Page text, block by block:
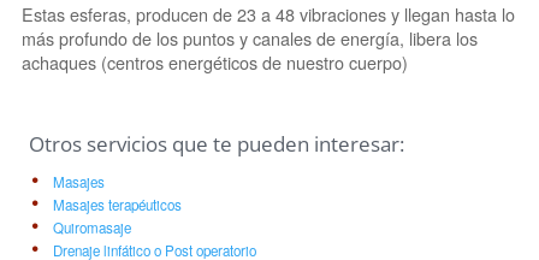
Estas esferas, producen de 23 a 48 vibraciones y llegan hasta lo
más profundo de los puntos y canales de energía, libera los
achaques (centros energéticos de nuestro cuerpo)
Otros servicios que te pueden interesar:
Masajes
Masajes terapéuticos
Quiromasaje
Drenaje linfático o Post operatorio